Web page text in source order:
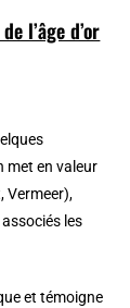
l’âge d’or
met en valeur
Vermeer),
les
et témoigne